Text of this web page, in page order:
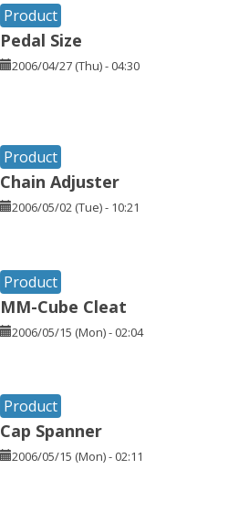
Product
Pedal Size
2006/04/27 (Thu) - 04:30
Product
Chain Adjuster
2006/05/02 (Tue) - 10:21
Product
MM-Cube Cleat
2006/05/15 (Mon) - 02:04
Product
Cap Spanner
2006/05/15 (Mon) - 02:11